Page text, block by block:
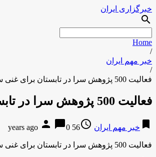
خبرگزاری ایران
search
Home
/
خبر مهم ایران
/
فعالیت 500 پژوهش سرا در تابستان برای غنی سازی اوقات فراغت دانش آموزان
فعالیت 500 پژوهش سرا در تابستان برای غنی سازی اوقات فراغت دانش آموزان
bookmark خبر مهم ایران access_time
56 years ago
person chat_bubble0
فعالیت 500 پژوهش سرا در تابستان برای غنی سازی اوقات فراغت دانش آموزان